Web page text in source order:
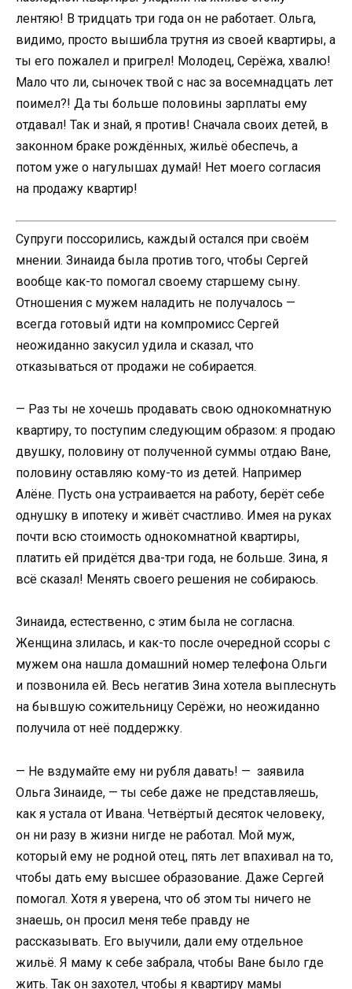
лентяю! В тридцать три года он не работает. Ольга,
видимо, просто вышибла трутня из своей квартиры, а
ты его пожалел и пригрел! Молодец, Серёжа, хвалю!
Мало что ли, сыночек твой с нас за восемнадцать лет
поимел?! Да ты больше половины зарплаты ему
отдавал! Так и знай, я против! Сначала своих детей, в
законном браке рождённых, жильё обеспечь, а
потом уже о нагулышах думай! Нет моего согласия
на продажу квартир!
Супруги поссорились, каждый остался при своём
мнении. Зинаида была против того, чтобы Сергей
вообще как-то помогал своему старшему сыну.
Отношения с мужем наладить не получалось —
всегда готовый идти на компромисс Сергей
неожиданно закусил удила и сказал, что
отказываться от продажи не собирается.
— Раз ты не хочешь продавать свою однокомнатную
квартиру, то поступим следующим образом: я продаю
двушку, половину от полученной суммы отдаю Ване,
половину оставляю кому-то из детей. Например
Алёне. Пусть она устраивается на работу, берёт себе
однушку в ипотеку и живёт счастливо. Имея на руках
почти всю стоимость однокомнатной квартиры,
платить ей придётся два-три года, не больше. Зина, я
всё сказал! Менять своего решения не собираюсь.
Зинаида, естественно, с этим была не согласна.
Женщина злилась, и как-то после очередной ссоры с
мужем она нашла домашний номер телефона Ольги
и позвонила ей. Весь негатив Зина хотела выплеснуть
на бывшую сожительницу Серёжи, но неожиданно
получила от неё поддержку.
— Не вздумайте ему ни рубля давать! — заявила
Ольга Зинаиде, — ты себе даже не представляешь,
как я устала от Ивана. Четвёртый десяток человеку,
он ни разу в жизни нигде не работал. Мой муж,
который ему не родной отец, пять лет впахивал на то,
чтобы дать ему высшее образование. Даже Сергей
помогал. Хотя я уверена, что об этом ты ничего не
знаешь, он просил меня тебе правду не
рассказывать. Его выучили, дали ему отдельное
жильё. Я маму к себе забрала, чтобы Ване было где
жить. Так он захотел, чтобы я квартиру мамы